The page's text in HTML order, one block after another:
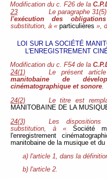
Modification du c. F26 de la
23
Le paragraphe
l'exécution des
substitution, à « particulières »,
LOI SUR LA SOCIÉTÉ
L'ENREGISTREMENT
Modification du c. F54 de la
24(1)
Le présent
manitobaine de
cinématographique et sonore.
24(2)
Le titre est
MANITOBAINE DE LA
24(3)
Les
substitution, à «Société
l'enregistrement
manitobaine de la musique et du
a) l'article 1, dans la
b) l'article 2.